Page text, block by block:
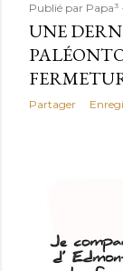
Publié par Papa³
UNE
Partager